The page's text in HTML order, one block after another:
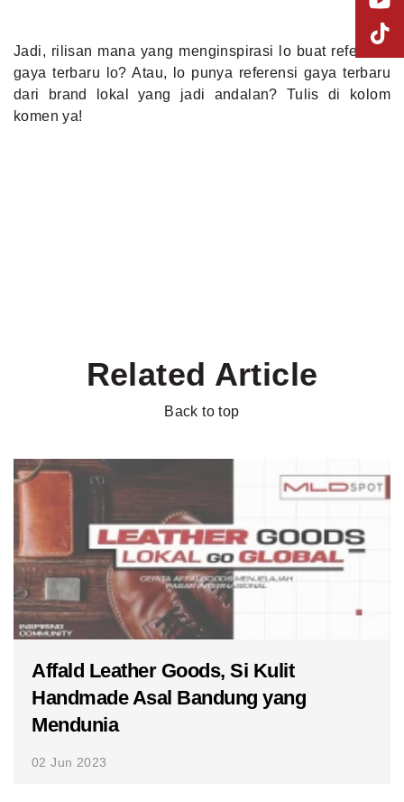
Jadi, rilisan mana yang menginspirasi lo buat referensi
gaya terbaru lo? Atau, lo punya referensi gaya terbaru
dari brand lokal yang jadi andalan? Tulis di kolom
komen ya!
Related Article
Back to top
Affald Leather Goods, Si Kulit
Handmade Asal Bandung yang
Mendunia
02 Jun 2023